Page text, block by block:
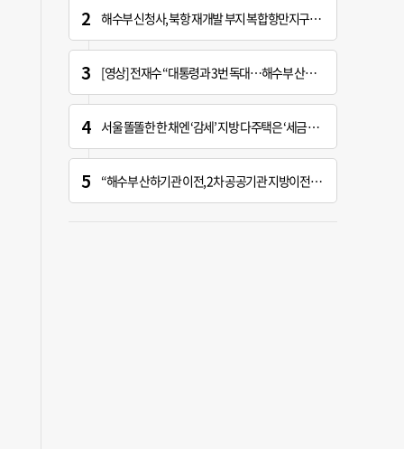
해수부 신청사, 북항 재개발 부지 복합항만지구 확정
[영상] 전재수 “대통령과 3번 독대…해수부 산하기관 곧 ‘부산행’”
서울 똘똘한 한 채엔 ‘감세’ 지방 다주택은 ‘세금 폭탄’
“해수부 산하기관 이전, 2차 공공기관 지방이전과 연계 추진 안 돼”